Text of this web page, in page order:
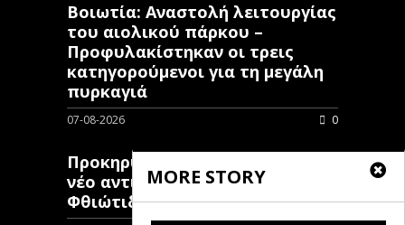
MORE STORY
Βοιωτία: Αναστολή λειτουργίας
του αιολικού πάρκου –
Προφυλακίστηκαν οι τρεις
κατηγορούμενοι για τη μεγάλη
πυρκαγιά
07-08-2026 0
Προκηρύχθηκε διαγωνισμός για
νέo αντιπλημμυρικό έργο στη
Φθιώτιδα